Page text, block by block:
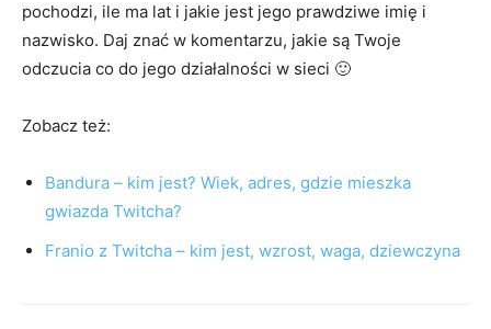
pochodzi, ile ma lat i jakie jest jego prawdziwe imię i
nazwisko. Daj znać w komentarzu, jakie są Twoje
odczucia co do jego działalności w sieci 🙂
Zobacz też:
Bandura – kim jest? Wiek, adres, gdzie mieszka
gwiazda Twitcha?
Franio z Twitcha – kim jest, wzrost, waga, dziewczyna